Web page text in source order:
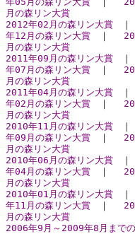
月の森リン大賞
2012年02月の森リン大賞
年12月の森リン大賞 ｜
月の森リン大賞
2011年09月の森リン大賞
年07月の森リン大賞 ｜
月の森リン大賞
2011年04月の森リン大賞
年02月の森リン大賞 ｜
月の森リン大賞
2010年11月の森リン大賞
年09月の森リン大賞 ｜
月の森リン大賞
2010年06月の森リン大賞
年04月の森リン大賞 ｜
月の森リン大賞
2010年01月の森リン大賞
年11月の森リン大賞 ｜
月の森リン大賞
2006年9月～2009年8月まで